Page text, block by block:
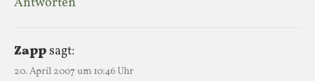
Zappsagt:
20. April 2007 um 10:46 Uhr